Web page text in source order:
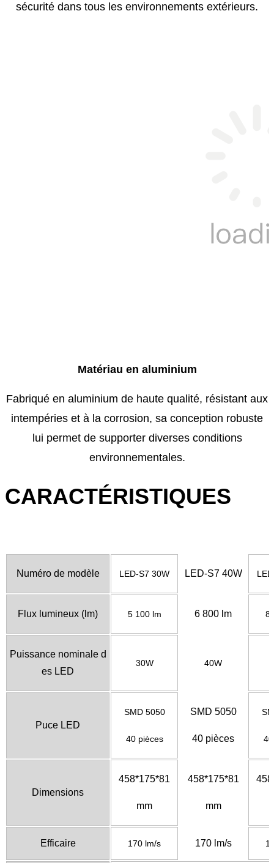
sécurité dans tous les environnements extérieurs.
Matériau en aluminium
Fabriqué en aluminium de haute qualité, résistant aux
intempéries et à la corrosion, sa conception robuste
lui permet de supporter diverses conditions
environnementales.
CARACTÉRISTIQUES
Numéro de modèle LED-S7 30W LED-S7 40W
Flux lumineux (lm) 5 100 lm 6 800 lm 8
Puissance nominale d
es LED
30W 40W
Puce LED
SMD 5050
40 pièces
SMD 5050
40 pièces
Dimensions
458*175*81
mm
458*175*81
mm
Efficaire 170 lm/s 170 lm/s